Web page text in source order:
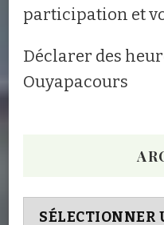
participation et
Déclarer des
Ouyapacours
Archives